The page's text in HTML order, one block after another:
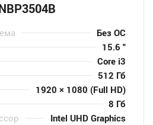
Без ОС
15.6 "
Core i3
512 Гб
1920 × 1080 (Full HD)
8 Гб
Intel UHD Graphics